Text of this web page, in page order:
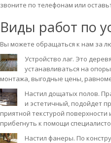
звоните по телефонам или
Виды работ по
Вы можете обращаться к нам за
Устройство лаг. Это
устанавливаться на
монтажа, выгодные цены,
Настил дощатых полов.
и эстетичный, подойдет
приятной текстурой
прибегнуть к помощи
Настил фанеры. По